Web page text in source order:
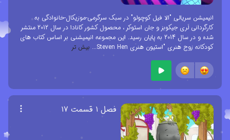
انیمیشن سریالی "الا فیل کوچولو" در سبک سرگرمی-موزیکال-خانوادگی به
کارگردانی لَری جیکوبز و جان استوکر ، محصول کشور کانادا در سال 2012 منتشر
شده و در سال 2014 به پایان رسید. این مجموعه انیمیشنی بر اساس کتاب های
کودکانه زوج هنری "استیون هنری Steven Hen
... بیش تر
فصل ۱ قسمت ۱۷